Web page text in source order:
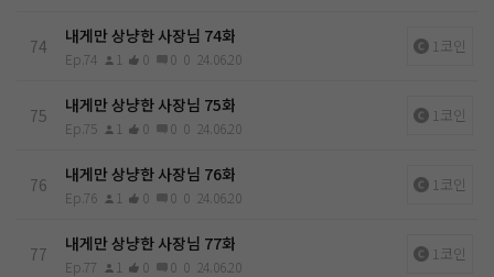
74 내게만 상냥한 사장님 74화
Ep.74 1 0 0 0 24.06.20
1코인
75 내게만 상냥한 사장님 75화
Ep.75 1 0 0 0 24.06.20
1코인
76 내게만 상냥한 사장님 76화
Ep.76 1 0 0 0 24.06.20
1코인
77 내게만 상냥한 사장님 77화
Ep.77 1 0 0 0 24.06.20
1코인